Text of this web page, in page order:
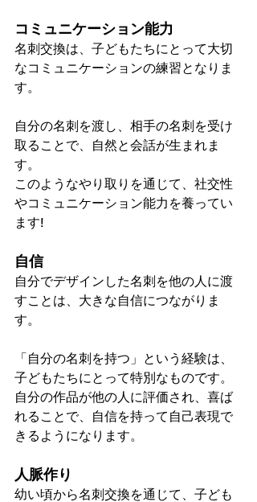
コミュニケーション能力
名刺交換は、子どもたちにとって大切
なコミュニケーションの練習となりま
す。
自分の名刺を渡し、相手の名刺を受け
取ることで、自然と会話が生まれま
す。
このようなやり取りを通じて、社交性
やコミュニケーション能力を養ってい
ます!
自信
自分でデザインした名刺を他の人に渡
すことは、大きな自信につながりま
す。
「自分の名刺を持つ」という経験は、
子どもたちにとって特別なものです。
自分の作品が他の人に評価され、喜ば
れることで、自信を持って自己表現で
きるようになります。
人脈作り
幼い頃から名刺交換を通じて、子ども